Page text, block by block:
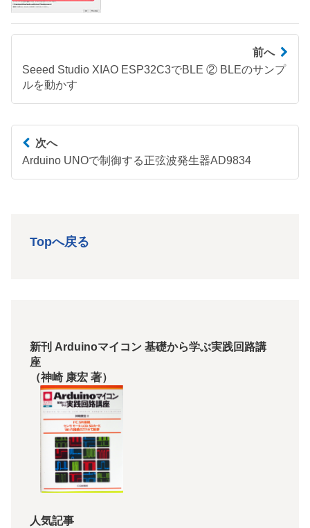
前へ
Seeed Studio XIAO ESP32C3でBLE ② BLEのサンプ
ルを動かす
次へ
Arduino UNOで制御する正弦波発生器AD9834
Topへ戻る
新刊 Arduinoマイコン 基礎から学ぶ実践回路講
座
（神崎 康宏 著）
人気記事